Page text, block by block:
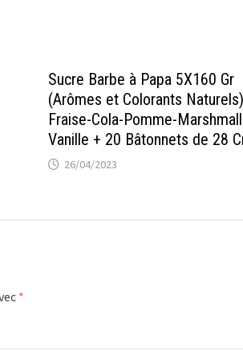
Sucre Barbe à Papa 5X160 Gr
(Arômes et Colorants Naturels)
Fraise-Cola-Pomme-
Vanille + 20 Bâtonnets de 28
26/04/2023
*